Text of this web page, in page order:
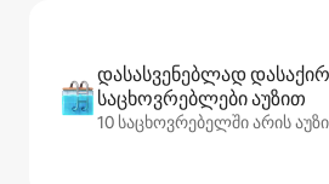
დასასვენებლად
საცხოვრებლები აუზით
10 საცხოვრებელში არის აუზი